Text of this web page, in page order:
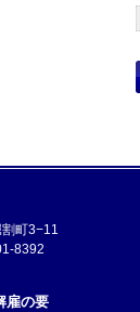
町3−11
8392
雇の要